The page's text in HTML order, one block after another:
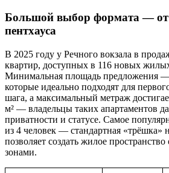
Большой выбор формата — от
пентхауса
В 2025 году у Речного вокзала в
квартир, доступных в 116 новых
Минимальная площадь предложения
которые идеально подходят для
шага, а максимальный метраж
м² — владельцы таких апартаментов
приватности и статусе. Самое
из 4 человек — стандартная «трёшка»
позволяет создать жилое
зонами.